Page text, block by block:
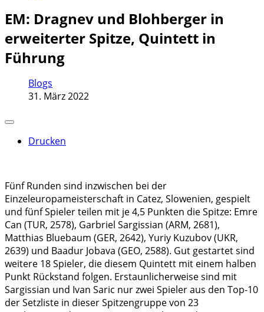
EM: Dragnev und Blohberger in
erweiterter Spitze, Quintett in
Führung
Blogs
31. März 2022
Drucken
Fünf Runden sind inzwischen bei der
Einzeleuropameisterschaft in Catez, Slowenien, gespielt
und fünf Spieler teilen mit je 4,5 Punkten die Spitze: Emre
Can (TUR, 2578), Garbriel Sargissian (ARM, 2681),
Matthias Bluebaum (GER, 2642), Yuriy Kuzubov (UKR,
2639) und Baadur Jobava (GEO, 2588). Gut gestartet sind
weitere 18 Spieler, die diesem Quintett mit einem halben
Punkt Rückstand folgen. Erstaunlicherweise sind mit
Sargissian und Ivan Saric nur zwei Spieler aus den Top-10
der Setzliste in dieser Spitzengruppe von 23